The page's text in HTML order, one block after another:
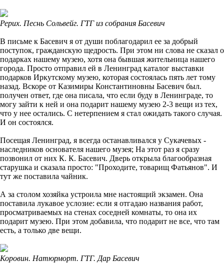
Рерих. Песнь Сольвейг. ГТГ из собрания Басевич
В письме к Басевич я от души поблагодарил ее за добрый
поступок, гражданскую щедрость. При этом ни слова не сказал о
подарках нашему музею, хотя она бывшая жительница нашего
города. Просто отправил ей в Ленинград каталог выставки
подарков Иркутскому музею, которая состоялась пять лет тому
назад. Вскоре от Казимиры Константиновны Басевич был.
получен ответ, где она писала, что если буду в Ленинграде, то
могу зайти к ней и она подарит нашему музею 2-3 вещи из тех,
что у нее остались. С нетерпением я стал ожидать такого случая.
И он состоялся.
Посещая Ленинград, я всегда останавливался у Сукачевых -
наследников основателя нашего музея; На этот раз я сразу
позвонил от них К. К. Басевич. Дверь открыла благообразная
старушка и сказала просто: "Проходите, товарищ Фатьянов". И
тут же поставила чайник.
А за столом хозяйка устроила мне настоящий экзамен. Она
поставила лукавое услозие: если я отгадаю названия работ,
просматриваемых на стенах соседней комнаты, то она их
подарит музею. При этом добавила, что подарит не все, что там
есть, а только две вещи.
Коровин. Натюрморт. ГТГ. Дар Басевич